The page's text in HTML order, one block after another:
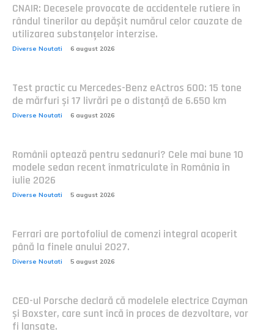
CNAIR: Decesele provocate de accidentele rutiere în
rândul tinerilor au depășit numărul celor cauzate de
utilizarea substanțelor interzise.
Diverse Noutati 6 august 2026
Test practic cu Mercedes-Benz eActros 600: 15 tone
de mărfuri și 17 livrări pe o distanță de 6.650 km
Diverse Noutati 6 august 2026
Românii optează pentru sedanuri? Cele mai bune 10
modele sedan recent înmatriculate în România în
iulie 2026
Diverse Noutati 5 august 2026
Ferrari are portofoliul de comenzi integral acoperit
până la finele anului 2027.
Diverse Noutati 5 august 2026
CEO-ul Porsche declară că modelele electrice Cayman
și Boxster, care sunt încă în proces de dezvoltare, vor
fi lansate.